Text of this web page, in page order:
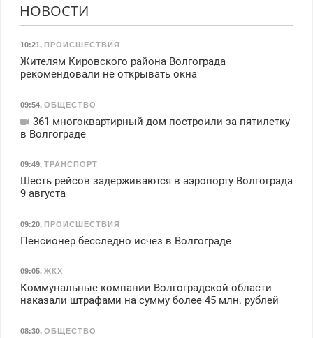
НОВОСТИ
10:21, ПРОИСШЕСТВИЯ
Жителям Кировского района Волгограда
рекомендовали не открывать окна
09:54, ОБЩЕСТВО
361 многоквартирный дом построили за пятилетку
в Волгограде
09:49, ТРАНСПОРТ
Шесть рейсов задерживаются в аэропорту Волгограда
9 августа
09:20, ПРОИСШЕСТВИЯ
Пенсионер бесследно исчез в Волгограде
09:05, ЖКХ
Коммунальные компании Волгоградской области
наказали штрафами на сумму более 45 млн. рублей
08:30, ОБЩЕСТВО